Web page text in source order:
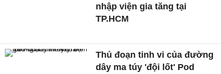
nhập viện gia tăng tại
TP.HCM
Thủ đoạn tinh vi của đường
dây ma túy 'đội lốt' Pod